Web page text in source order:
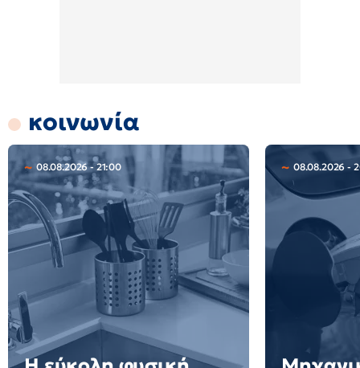
κοινωνία
08.08.2026 - 21:00 08.08.2026 -